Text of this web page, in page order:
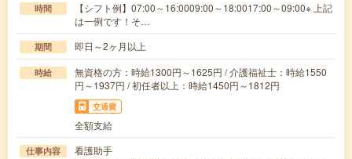
時間
【シフト例】07:00～16:0009:00～18:0017:00～09:00※ 上記
は一例です！そ…
期間 即日～2ヶ月以上
時給
無資格の方：時給1300円～1625円 / 介護福祉士：時給1550
円～1937円 / 初任者以上：時給1450円～1812円
交通費
全額支給
仕事内容
看護助手